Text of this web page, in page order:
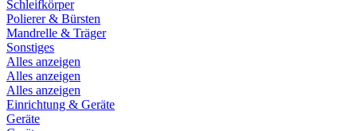
Schleifkörper
Polierer & Bürsten
Mandrelle & Träger
Sonstiges
Alles anzeigen
Alles anzeigen
Alles anzeigen
Einrichtung & Geräte
Geräte